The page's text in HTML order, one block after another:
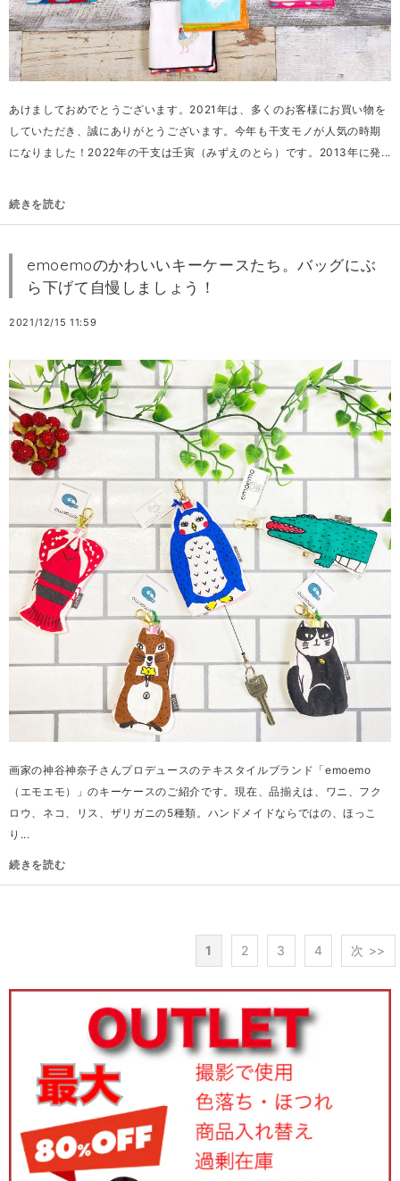
あけましておめでとうございます。2021年は、多くのお客様にお買い物を
していただき、誠にありがとうございます。今年も干支モノが人気の時期
になりました！2022年の干支は壬寅（みずえのとら）です。2013年に発...
続きを読む
emoemoのかわいいキーケースたち。バッグにぶ
ら下げて自慢しましょう！
2021/12/15 11:59
画家の神谷神奈子さんプロデュースのテキスタイルブランド「emoemo
（エモエモ）」のキーケースのご紹介です。⁡現在、品揃えは、ワニ、フク
ロウ、ネコ、リス、ザリガニの5種類。ハンドメイドならではの、ほっこ
り...
続きを読む
1 2 3 4 次 >>